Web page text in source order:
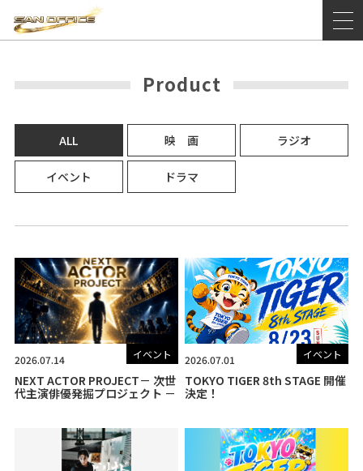
Product
ALL 映 画 ラジオ
イベント ドラマ
イベント
2026.07.14
NEXT ACTOR PROJECT－ 次世
代主演俳優発掘プロジェクト －
イベント
2026.07.01
TOKYO TIGER 8th STAGE 開催
決定！